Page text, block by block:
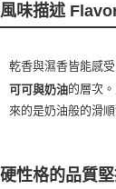
風味描述
乾香與濕香皆能感
可可與奶油的層次
來的是奶油般的滑
硬性格的品質